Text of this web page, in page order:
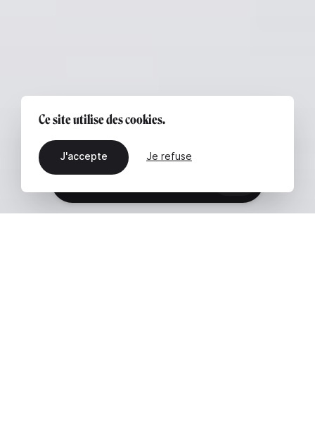
Ce site utilise des cookies.
J'accepte Je refuse